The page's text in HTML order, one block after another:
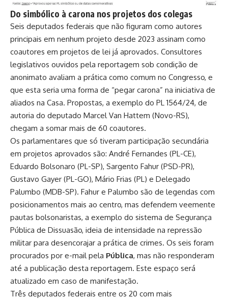
Do simbólico à carona nos projetos dos colegas
Seis deputados federais que não figuram como autores
principais em nenhum projeto desde 2023 assinam como
coautores em projetos de lei já aprovados. Consultores
legislativos ouvidos pela reportagem sob condição de
anonimato avaliam a prática como comum no Congresso, e
que esta seria uma forma de “pegar carona” na iniciativa de
aliados na Casa. Propostas, a exemplo do PL 1564/24, de
autoria do deputado Marcel Van Hattem (Novo-RS),
chegam a somar mais de 60 coautores.
Os parlamentares que só tiveram participação secundária
em projetos aprovados são: André Fernandes (PL-CE),
Eduardo Bolsonaro (PL-SP), Sargento Fahur (PSD-PR),
Gustavo Gayer (PL-GO), Mário Frias (PL) e Delegado
Palumbo (MDB-SP). Fahur e Palumbo são de legendas com
posicionamentos mais ao centro, mas defendem veemente
pautas bolsonaristas, a exemplo do sistema de Segurança
Pública de Dissuasão, ideia de intensidade na repressão
militar para desencorajar a prática de crimes. Os seis foram
procurados por e-mail pela Pública, mas não responderam
até a publicação desta reportagem. Este espaço será
atualizado em caso de manifestação.
Três deputados federais entre os 20 com mais